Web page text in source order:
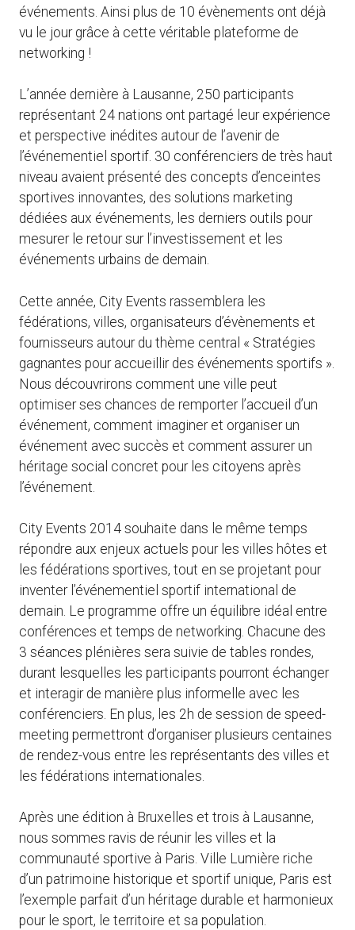
événements. Ainsi plus de 10 évènements ont déjà
vu le jour grâce à cette véritable plateforme de
networking !
L’année dernière à Lausanne, 250 participants
représentant 24 nations ont partagé leur expérience
et perspective inédites autour de l’avenir de
l’événementiel sportif. 30 conférenciers de très haut
niveau avaient présenté des concepts d’enceintes
sportives innovantes, des solutions marketing
dédiées aux événements, les derniers outils pour
mesurer le retour sur l’investissement et les
événements urbains de demain.
Cette année, City Events rassemblera les
fédérations, villes, organisateurs d’évènements et
fournisseurs autour du thème central « Stratégies
gagnantes pour accueillir des événements sportifs ».
Nous découvrirons comment une ville peut
optimiser ses chances de remporter l’accueil d’un
événement, comment imaginer et organiser un
événement avec succès et comment assurer un
héritage social concret pour les citoyens après
l’événement.
City Events 2014 souhaite dans le même temps
répondre aux enjeux actuels pour les villes hôtes et
les fédérations sportives, tout en se projetant pour
inventer l’événementiel sportif international de
demain. Le programme offre un équilibre idéal entre
conférences et temps de networking. Chacune des
3 séances plénières sera suivie de tables rondes,
durant lesquelles les participants pourront échanger
et interagir de manière plus informelle avec les
conférenciers. En plus, les 2h de session de speed-
meeting permettront d’organiser plusieurs centaines
de rendez-vous entre les représentants des villes et
les fédérations internationales.
Après une édition à Bruxelles et trois à Lausanne,
nous sommes ravis de réunir les villes et la
communauté sportive à Paris. Ville Lumière riche
d’un patrimoine historique et sportif unique, Paris est
l’exemple parfait d’un héritage durable et harmonieux
pour le sport, le territoire et sa population.